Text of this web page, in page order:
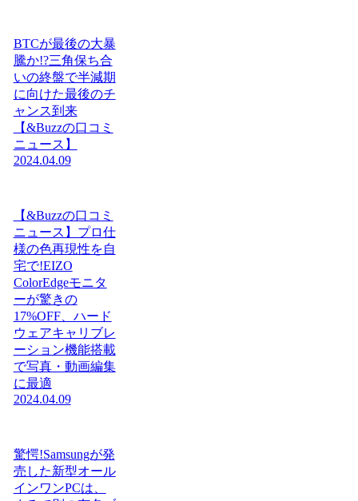
BTCが最後の大暴
騰か!?三角保ち合
いの終盤で半減期
に向けた最後のチ
ャンス到来
【&Buzzの口コミ
ニュース】
2024.04.09
【&Buzzの口コミ
ニュース】プロ仕
様の色再現性を自
宅で!EIZO
ColorEdgeモニタ
ーが驚きの
17%OFF、ハード
ウェアキャリブレ
ーション機能搭載
で写真・動画編集
に最適
2024.04.09
驚愕!Samsungが発
売した新型オール
インワンPCは、